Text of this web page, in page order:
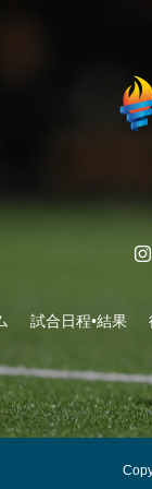
試合日程•結果